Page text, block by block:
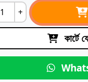
+
কার্টে